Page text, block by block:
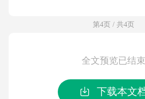
第4页 / 共4页
全文预览已结束
下载本文